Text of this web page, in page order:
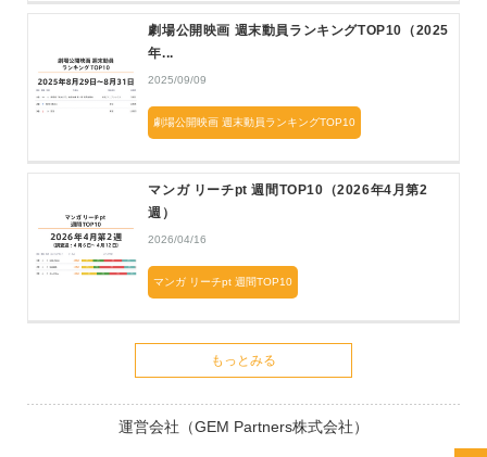
劇場公開映画 週末動員ランキングTOP10（2025
年...
2025/09/09
劇場公開映画 週末動員ランキングTOP10
マンガ リーチpt 週間TOP10（2026年4月第2
週）
2026/04/16
マンガ リーチpt 週間TOP10
もっとみる
運営会社（GEM Partners株式会社）